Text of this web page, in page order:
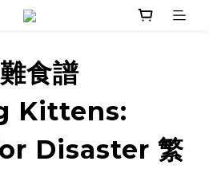
食譜
Kittens:
Disaster 繁